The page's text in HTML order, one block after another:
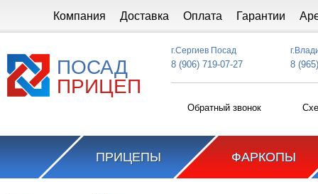
Компания Доставка Оплата Гарантии
ПОСАД
ПРИЦЕП
г.Сергиев Посад
8 (906) 719-07-27 8
Обратный звонок
ПРИЦЕПЫ ФАРКОПЫ